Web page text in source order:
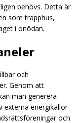
behövs. Detta är
som trapphus,
i onödan.
och
Genom att
man generera
externa energikällor
och